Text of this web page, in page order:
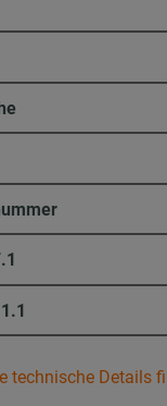
technische Details